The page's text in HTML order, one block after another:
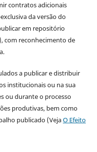
contratos adicionais
da versão do
em repositório
com reconhecimento de
a publicar e distribuir
institucionais ou na sua
ou durante o processo
produtivas, bem como
publicado (VejaO Efeito